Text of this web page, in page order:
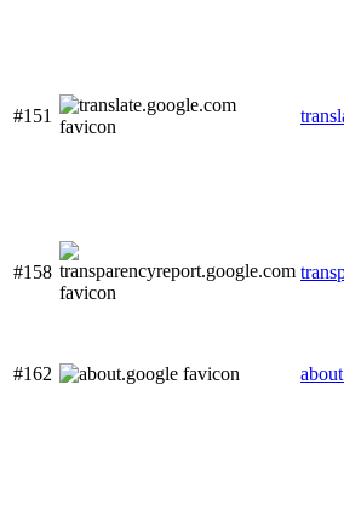
#151
#158
#162